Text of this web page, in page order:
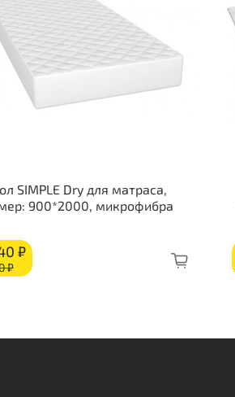
SIMPLE Dry для матраса,
900*2000, микрофибра
₽
₽